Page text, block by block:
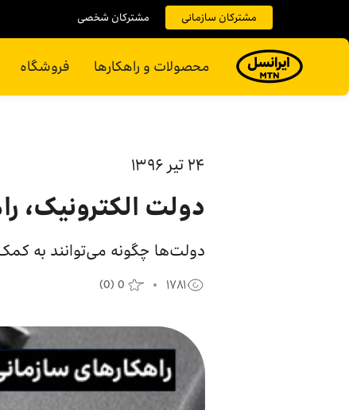
مشترکان سازمانی مشترکان شخصی
محصولات و راهکارها فروشگاه
۲۴ تير ۱۳۹۶
دولت الکترونیک،
دولت‌ها چگونه می‌توانند به
۱۷۸۱ (0) 0